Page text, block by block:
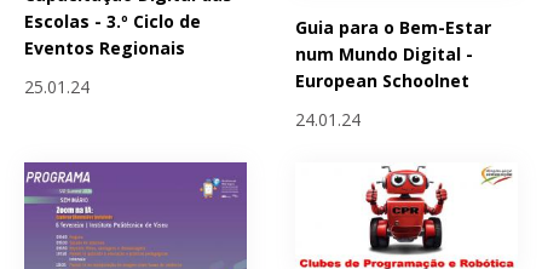
Escolas - 3.º Ciclo de
Eventos Regionais
25.01.24
Guia para o Bem-Estar
num Mundo Digital -
European Schoolnet
24.01.24